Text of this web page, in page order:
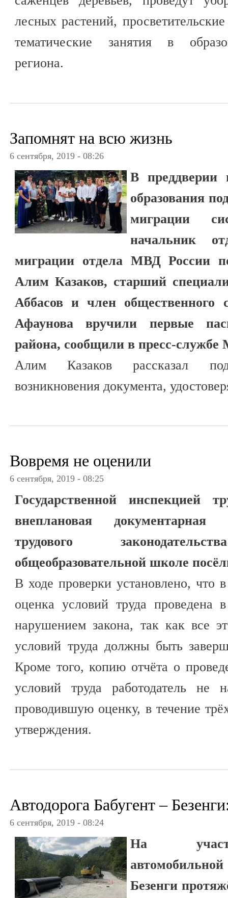
лесных растений,
тематические занятия в
региона.
Запомнят на всю жизнь
6 сентября, 2019 - 08:26
В преддверии
образования
миграции
начальник
миграции отдела МВД России
Алим Казаков, старший
Аббасов и член общественного
Афаунова вручили первые
района, сообщили в пресс-
Алим Казаков рассказал
возникновения документа,
Вовремя не оценили
6 сентября, 2019 - 08:25
Государственной инспекцией
внеплановая документарная
трудового
общеобразовательной школе
В ходе проверки установлено, что
оценка условий труда проведена
нарушением закона, так как все
условий труда должны быть
Кроме того, копию отчёта о
условий труда работодатель не
проводившую оценку, в течение
утверждения.
Автодорога Бабугент –
6 сентября, 2019 - 08:24
На
Безенги